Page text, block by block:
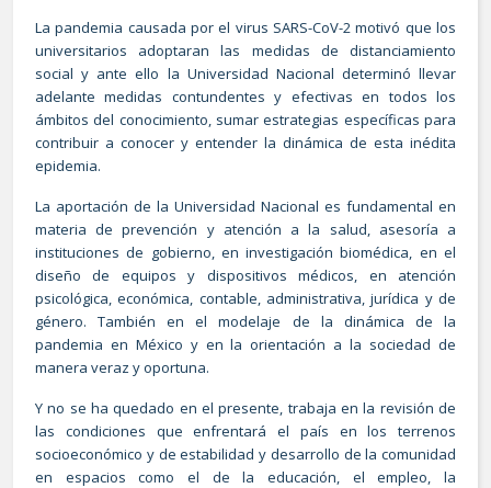
La pandemia causada por el virus SARS-CoV-2 motivó que los
universitarios adoptaran las medidas de distanciamiento
social y ante ello la Universidad Nacional determinó llevar
adelante medidas contundentes y efectivas en todos los
ámbitos del conocimiento, sumar estrategias específicas para
contribuir a conocer y entender la dinámica de esta inédita
epidemia.
La aportación de la Universidad Nacional es fundamental en
materia de prevención y atención a la salud, asesoría a
instituciones de gobierno, en investigación biomédica, en el
diseño de equipos y dispositivos médicos, en atención
psicológica, económica, contable, administrativa, jurídica y de
género. También en el modelaje de la dinámica de la
pandemia en México y en la orientación a la sociedad de
manera veraz y oportuna.
Y no se ha quedado en el presente, trabaja en la revisión de
las condiciones que enfrentará el país en los terrenos
socioeconómico y de estabilidad y desarrollo de la comunidad
en espacios como el de la educación, el empleo, la